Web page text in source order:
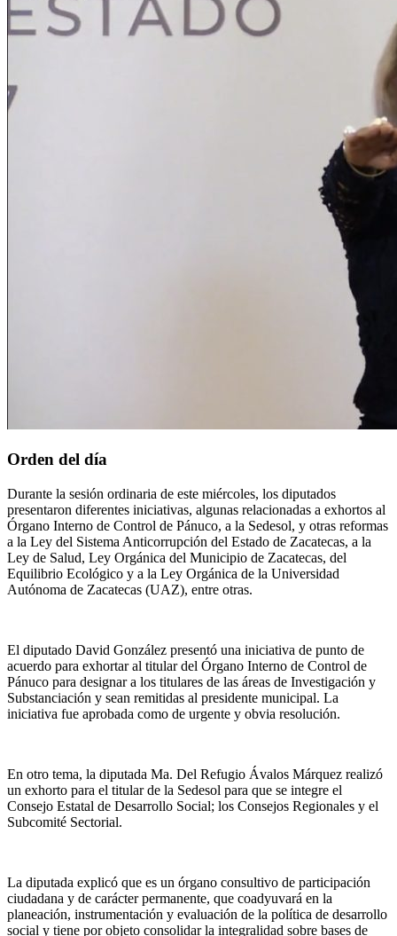
Orden del día
Durante la sesión ordinaria de este miércoles, los diputados
presentaron diferentes iniciativas, algunas relacionadas a exhortos al
Órgano Interno de Control de Pánuco, a la Sedesol, y otras reformas
a la Ley del Sistema Anticorrupción del Estado de Zacatecas, a la
Ley de Salud, Ley Orgánica del Municipio de Zacatecas, del
Equilibrio Ecológico y a la Ley Orgánica de la Universidad
Autónoma de Zacatecas (UAZ), entre otras.
El diputado David González presentó una iniciativa de punto de
acuerdo para exhortar al titular del Órgano Interno de Control de
Pánuco para designar a los titulares de las áreas de Investigación y
Substanciación y sean remitidas al presidente municipal. La
iniciativa fue aprobada como de urgente y obvia resolución.
En otro tema, la diputada Ma. Del Refugio Ávalos Márquez realizó
un exhorto para el titular de la Sedesol para que se integre el
Consejo Estatal de Desarrollo Social; los Consejos Regionales y el
Subcomité Sectorial.
La diputada explicó que es un órgano consultivo de participación
ciudadana y de carácter permanente, que coadyuvará en la
planeación, instrumentación y evaluación de la política de desarrollo
social y tiene por objeto consolidar la integralidad sobre bases de